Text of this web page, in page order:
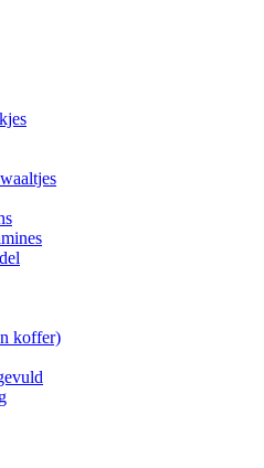
koffer)